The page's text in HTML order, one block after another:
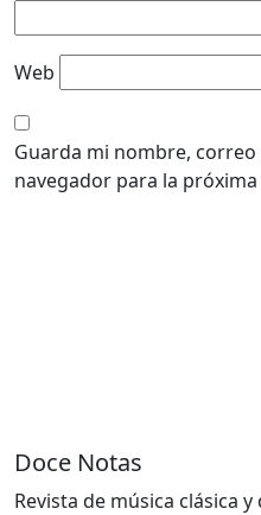
Web
Guarda mi nombre,
navegador para la
Doce Notas
Revista de música clásica y